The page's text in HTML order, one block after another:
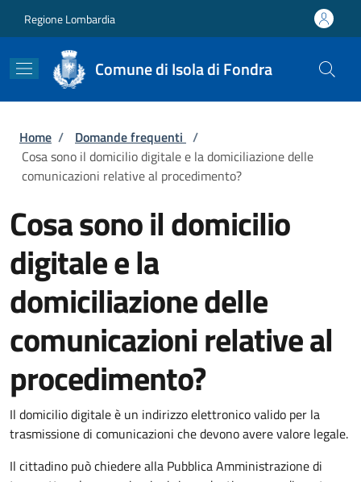
Regione Lombardia
Comune di Isola di Fondra
Briciole di pane
Home / Domande frequenti /
Cosa sono il domicilio digitale e la domiciliazione delle
comunicazioni relative al procedimento?
Cosa sono il domicilio
digitale e la
domiciliazione delle
comunicazioni relative al
procedimento?
Il domicilio digitale è un indirizzo elettronico valido per la
trasmissione di comunicazioni che devono avere valore legale.
Il cittadino può chiedere alla Pubblica Amministrazione di